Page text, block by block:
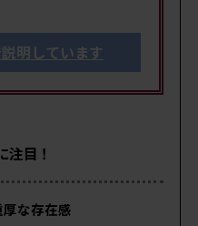
明しています
注目 !
な存在感